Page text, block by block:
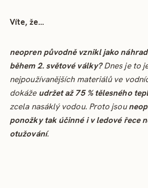
Víte, že...
neopren původně vznikl jako
během 2. světové války?Dnes je to
nejpoužívanějších materiálů ve
dokáže udržet až 75 % tělesného
zcela nasáklý vodou. Proto jsou
ponožky tak účinné i v ledové řece
otužování.